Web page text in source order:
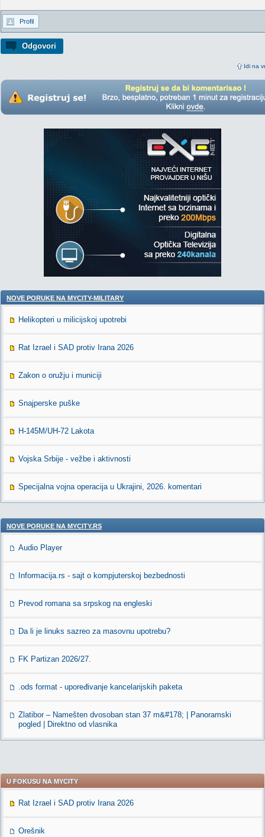
Odgovori
Idi na
Profil
NOVE PORUKE NA MYCITY-MILITARY
Helikopteri u milicijskoj upotrebi
Rat Izrael i SAD protiv Irana 2026
Zakon o oružju i municiji
Snajperske puške
H-145M/UH-72 Lakota
Vojska Srbije - vežbe i aktivnosti
Specijalna vojna operacija u Ukrajini, 2026. komentari
NOVE PORUKE NA MYCITY.RS
Audio Player
Informacija.rs - sajt o kompjuterskoj bezbednosti
Prevod romana sa srpskog na engleski
Da li je linuks sazreo za masovnu upotrebu?
FK Partizan 2026/27.
.ods format - upoređivanje kancelarijskih paketa
Zlatibor – Namešten dvosoban stan 37 m&#178; | Panoramski
pogled | Direktno od vlasnika
U FOKUSU NA MYCITY
Rat Izrael i SAD protiv Irana 2026
Orešnik